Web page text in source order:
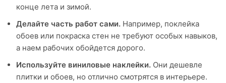
конце лета и зимой.
Делайте часть работ сами. Например, поклейка
обоев или покраска стен не требуют особых навыков,
а наем рабочих обойдется дорого.
Используйте виниловые наклейки. Они дешевле
плитки и обоев, но отлично смотрятся в интерьере.